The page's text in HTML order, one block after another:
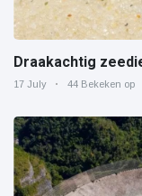
Draakachtig
17 July 44 Bekeken op